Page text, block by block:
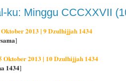
ku: Minggu CCCXXVII
Oktober 2013 | 9 Dzulhijjah 1434
]
Oktober 2013 | 10 Dzulhijjah 1434
1434]